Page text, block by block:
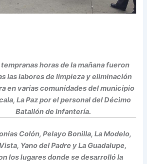
horas de la mañana fueron
las labores de limpieza y eliminación
en varias comunidades del municipio
La Paz por el personal del Décimo
Batallón de Infantería.
Colón, Pelayo Bonilla, La Modelo,
Yano del Padre y La Guadalupe,
los lugares donde se desarrolló la